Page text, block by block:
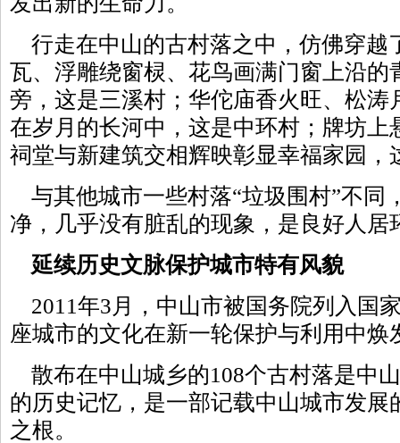
行走在中山的古村落之中，仿佛穿越
瓦、浮雕绕窗棂、花鸟画满门窗上沿的
旁，这是三溪村；华佗庙香火旺、松涛
在岁月的长河中，这是中环村；牌坊上
祠堂与新建筑交相辉映彰显幸福家园
与其他城市一些村落“垃圾围村”不同
净，几乎没有脏乱的现象，是良好人居
延续历史文脉保护城市特有风貌
2011年3月，中山市被国务院列入国
座城市的文化在新一轮保护与利用中焕
散布在中山城乡的108个古村落是中
的历史记忆，是一部记载中山城市发展
之根。